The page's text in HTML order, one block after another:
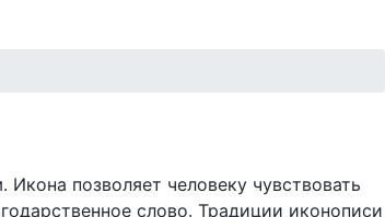
позволяет человеку чувствовать
слово. Традиции иконописи